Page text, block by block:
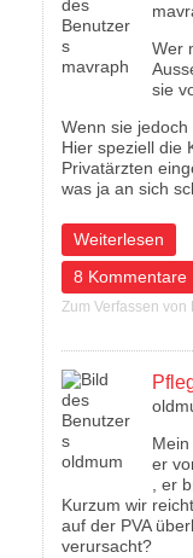
Wer
sie
Wenn sie
Hier speziell die
Privatärzten
was ja an sich
Weiterlesen
über Kärntner
8 Kommentare
Zum Verfassen
er
, er
Kurzum wir
auf der PVA
verursacht?